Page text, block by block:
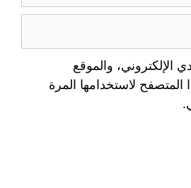
الإلكتروني، والموقع
المتصفح لاستخدامها المرة